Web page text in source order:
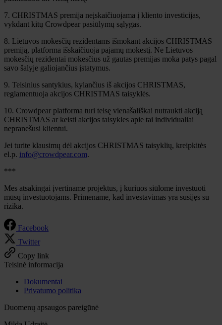
7. CHRISTMAS premija neįskaičiuojama į kliento investicijas,
vykdant kitų Crowdpear pasiūlymų sąlygas.
8. Lietuvos mokesčių rezidentams išmokant akcijos CHRISTMAS
premiją, platforma išskaičiuoja pajamų mokestį. Ne Lietuvos
mokesčių rezidentai mokesčius už gautas premijas moka patys pagal
savo šalyje galiojančius įstatymus.
9. Teisinius santykius, kylančius iš akcijos CHRISTMAS,
reglamentuoja akcijos CHRISTMAS taisyklės.
10. Crowdpear platforma turi teisę vienašališkai nutraukti akciją
CHRISTMAS ar keisti akcijos taisykles apie tai individualiai
nepranešusi klientui.
Jei turite klausimų dėl akcijos CHRISTMAS taisyklių, kreipkitės
el.p. info@crowdpear.com.
***
Mes atsakingai įvertiname projektus, į kuriuos siūlome investuoti
mūsų investuotojams. Primename, kad investavimas yra susijęs su
rizika.
Facebook
Twitter
Copy link
Teisinė informacija
Dokumentai
Privatumo politika
Duomenų apsaugos pareigūnė